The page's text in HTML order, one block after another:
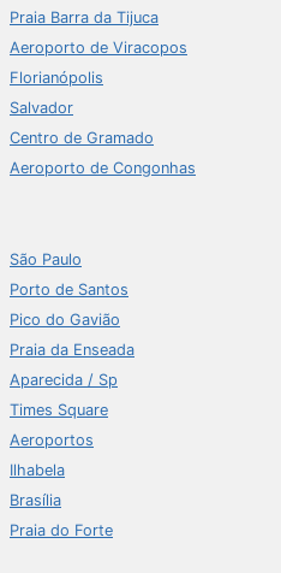
Praia Barra da Tijuca
Aeroporto de Viracopos
Florianópolis
Salvador
Centro de Gramado
Aeroporto de Congonhas
São Paulo
Porto de Santos
Pico do Gavião
Praia da Enseada
Aparecida / Sp
Times Square
Aeroportos
Ilhabela
Brasília
Praia do Forte